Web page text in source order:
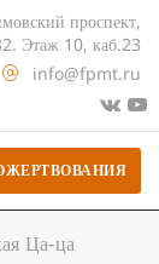
проспект,
Этаж 10, каб.23
info@fpmt.ru
Ца-ца